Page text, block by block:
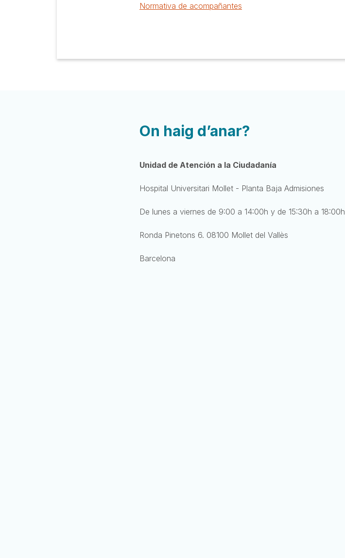
Normativa de acompañantes
On haig d’anar?
Unidad de Atención a la Ciudadanía
Hospital Universitari Mollet - Planta Baja Admisiones
De lunes a viernes de 9:00 a 14:00h y de 15:30h a 18:00h
Ronda Pinetons 6. 08100 Mollet del Vallès
Barcelona